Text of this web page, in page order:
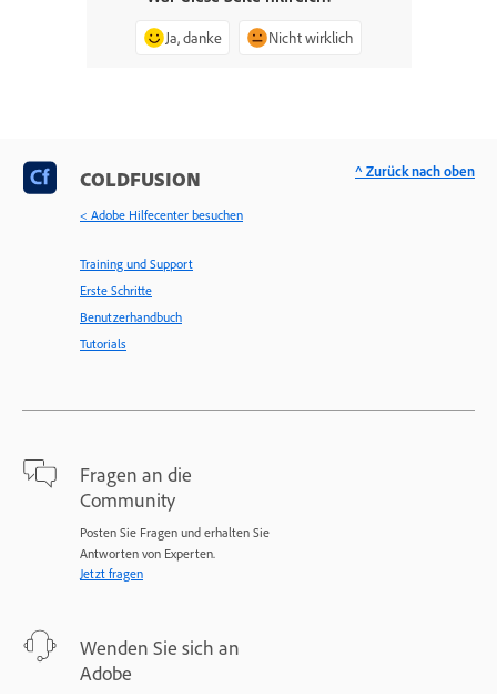
Ja, danke Nicht wirklich
COLDFUSION
< Adobe Hilfecenter besuchen
Training und Support
Erste Schritte
Benutzerhandbuch
Tutorials
Fragen an die
Community
Posten Sie Fragen und erhalten Sie
Antworten von Experten.
Jetzt fragen
Wenden Sie sich an
Adobe
^ Zurück nach oben